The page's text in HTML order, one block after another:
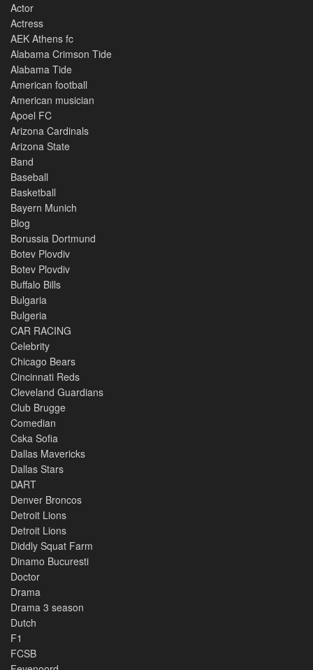
Actor
Actress
AEK Athens fc
Alabama Crimson Tide
Alabama Tide
American football
American musician
Apoel FC
Arizona Cardinals
Arizona State
Band
Baseball
Basketball
Bayern Munich
Blog
Borussia Dortmund
Botev Plovdiv
Botev Plovdiv
Buffalo Bills
Bulgaria
Bulgeria
CAR RACING
Celebrity
Chicago Bears
Cincinnati Reds
Cleveland Guardians
Club Brugge
Comedian
Cska Sofia
Dallas Mavericks
Dallas Stars
DART
Denver Broncos
Detroit Lions
Detroit Lions
Diddly Squat Farm
Dinamo Bucuresti
Doctor
Drama
Drama 3 season
Dutch
F1
FCSB